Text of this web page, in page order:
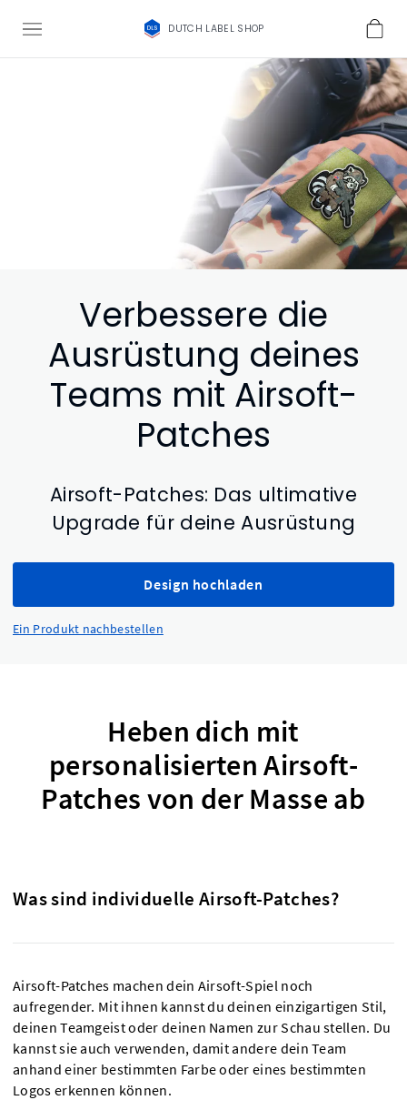
DUTCH LABEL SHOP
Verbessere die
Ausrüstung deines
Teams mit Airsoft-
Patches
Airsoft-Patches: Das ultimative
Upgrade für deine Ausrüstung
Design hochladen
Ein Produkt nachbestellen
Heben dich mit
personalisierten Airsoft-
Patches von der Masse ab
Was sind individuelle Airsoft-Patches?
Airsoft-Patches machen dein Airsoft-Spiel noch
aufregender. Mit ihnen kannst du deinen einzigartigen Stil,
deinen Teamgeist oder deinen Namen zur Schau stellen. Du
kannst sie auch verwenden, damit andere dein Team
anhand einer bestimmten Farbe oder eines bestimmten
Logos erkennen können.